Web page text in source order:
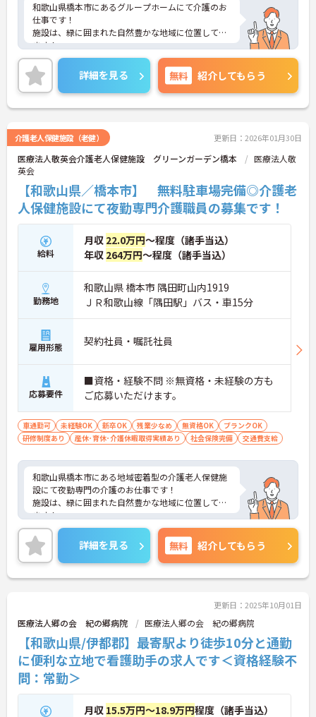
和歌山県橋本市にあるグループホームにて介護のお
仕事です！
施設は、緑に囲まれた自然豊かな地域に位置してい
ます！
残業はほとんどなく自分の時間を確保しやすいの
で、プライベートと無理なく両立可能◎
介護のお仕事に興味があれば経験・資格は不問で
す！頼れる先輩スタッフが丁寧に指導してくれるの
で、未経験の方も安心♪
います☆
ご興味がある方は是非一度マイナビまでお問合せく
ださい！！
詳細を見る 無料 紹介してもらう
介護老人保健施設（老健） 更新日：2026年01月30日
医療法人敬英会介護老人保健施設 グリーンガーデン橋本
医療法人敬
英会
【和歌山県／橋本市】 無料駐車場完備◎介護老
人保健施設にて夜勤専門介護職員の募集です！
給料
月収 22.0万円～程度（諸手当込）
年収 264万円～程度（諸手当込）
勤務地
和歌山県 橋本市 隅田町山内1919
ＪＲ和歌山線「隅田駅」バス・車15分
雇用形態 契約社員・嘱託社員
応募要件
■資格・経験不問 ※無資格・未経験の方も
ご応募いただけます。
車通勤可 未経験OK 新卒OK 残業少なめ 無資格OK
ブランクOK
研修制度あり
産休･育休･介護休暇取得実績あり 社会保険完備 交通費支給
和歌山県橋本市にある地域密着型の介護老人保健施
設にて夜勤専門の介護のお仕事です！
施設は、緑に囲まれた自然豊かな地域に位置してい
ます！
残業はほとんどなく自分の時間を確保しやすいの
で、プライベートと無理なく両立可能◎
介護のお仕事に興味があれば経験・資格は不問で
す！頼れる先輩スタッフが丁寧に指導してくれるの
で、未経験の方も安心♪
ご興味がある方は是非一度マイナビまでお問合せく
ださい！！
詳細を見る 無料 紹介してもらう
更新日：2025年10月01日
医療法人郷の会 紀の郷病院 医療法人郷の会 紀の郷病院
【和歌山県/伊都郡】最寄駅より徒歩10分と通勤
に便利な立地で看護助手の求人です＜資格経験不
問：常勤＞
月収 15.5万円～18.9万円程度（諸手当込）